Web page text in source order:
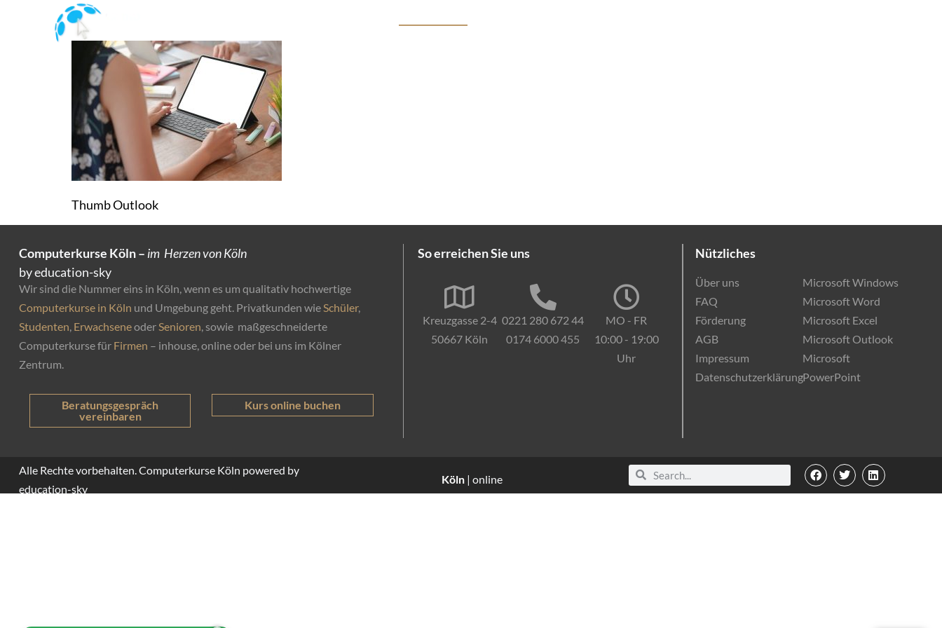
Thumb Outlook
Thumb Outlook
Computerkurse Köln – im Herzen von Köln
by education-sky
Wir sind die Nummer eins in Köln, wenn es um qualitativ hochwertige
Computerkurse in Köln und Umgebung geht. Privatkunden wieSchüler,
Studenten, ErwachseneoderSenioren, sowie maßgeschneiderte
Computerkurse für Firmen – inhouse, online oder bei uns im Kölner
Zentrum.
Beratungsgespräch
vereinbaren
Kurs online buchen
So erreichen Sie uns
Kreuzgasse 2-4
50667 Köln
0221 280 672 44
0174 6000 455
MO - FR
10:00 - 19:00
Uhr
Nützliches
Über uns
FAQ
Förderung
AGB
Impressum
Datenschutzerklärung
Microsoft Windows
Microsoft Word
Microsoft Excel
Microsoft Outlook
Microsoft
PowerPoint
Alle Rechte vorbehalten. Computerkurse Köln powered by
education-sky
Köln | online